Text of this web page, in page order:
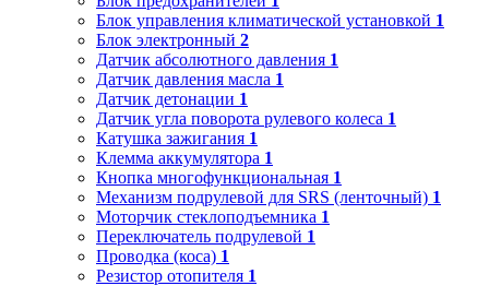
Блок управления климатической установкой 1
Блок электронный 2
Датчик абсолютного давления 1
Датчик давления масла 1
Датчик детонации 1
Датчик угла поворота рулевого колеса 1
Катушка зажигания 1
Клемма аккумулятора 1
Кнопка многофункциональная 1
Механизм подрулевой для SRS (ленточный) 1
Моторчик стеклоподъемника 1
Переключатель подрулевой 1
Проводка (коса) 1
Резистор отопителя 1